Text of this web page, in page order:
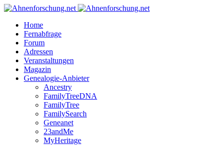
Home
Fernabfrage
Forum
Adressen
Veranstaltungen
Magazin
Genealogie-Anbieter
Ancestry
FamilyTreeDNA
FamilyTree
FamilySearch
Geneanet
23andMe
MyHeritage